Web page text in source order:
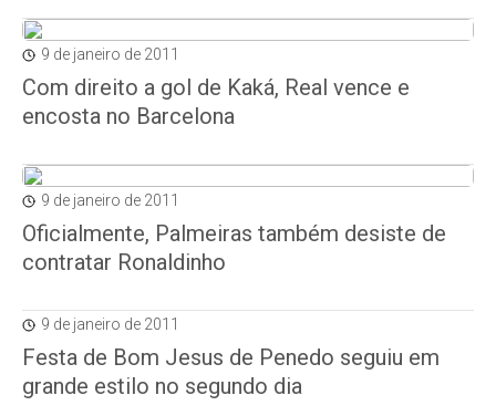
9 de janeiro de 2011
Com direito a gol de Kaká, Real vence e
encosta no Barcelona
9 de janeiro de 2011
Oficialmente, Palmeiras também desiste de
contratar Ronaldinho
9 de janeiro de 2011
Festa de Bom Jesus de Penedo seguiu em
grande estilo no segundo dia